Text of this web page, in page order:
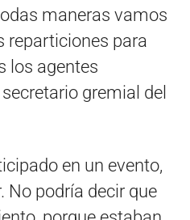
maneras vamos
reparticiones para
los agentes
gremial del
en un evento,
No podría decir que